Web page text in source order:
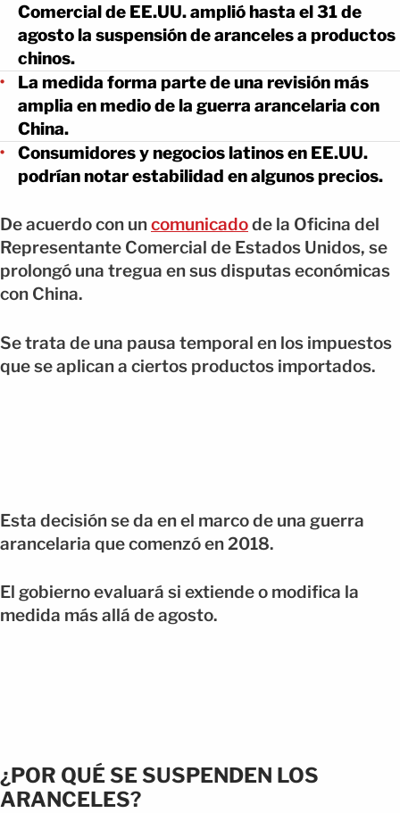
Comercial de EE.UU. amplió hasta el 31 de
agosto la suspensión de aranceles a productos
chinos.
La medida forma parte de una revisión más
amplia en medio de la guerra arancelaria con
China.
Consumidores y negocios latinos en EE.UU.
podrían notar estabilidad en algunos precios.
De acuerdo con uncomunicadode la Oficina del
Representante Comercial de Estados Unidos, se
prolongó una tregua en sus disputas económicas
con China.
Se trata de una pausa temporal en los impuestos
que se aplican a ciertos productos importados.
Esta decisión se da en el marco de una guerra
arancelaria que comenzó en 2018.
El gobierno evaluará si extiende o modifica la
medida más allá de agosto.
¿POR QUÉ SE SUSPENDEN LOS
ARANCELES?